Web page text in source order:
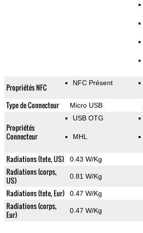
Propriétés NFC NFC Présent
Type de Connecteur Micro USB
Propriétés
Connecteur
USB OTG
MHL
Radiations (tete, US) 0.43 W/Kg
Radiations (corps,
US)
0.81 W/Kg
Radiations (tete, Eur) 0.47 W/Kg
Radiations (corps,
Eur)
0.47 W/Kg